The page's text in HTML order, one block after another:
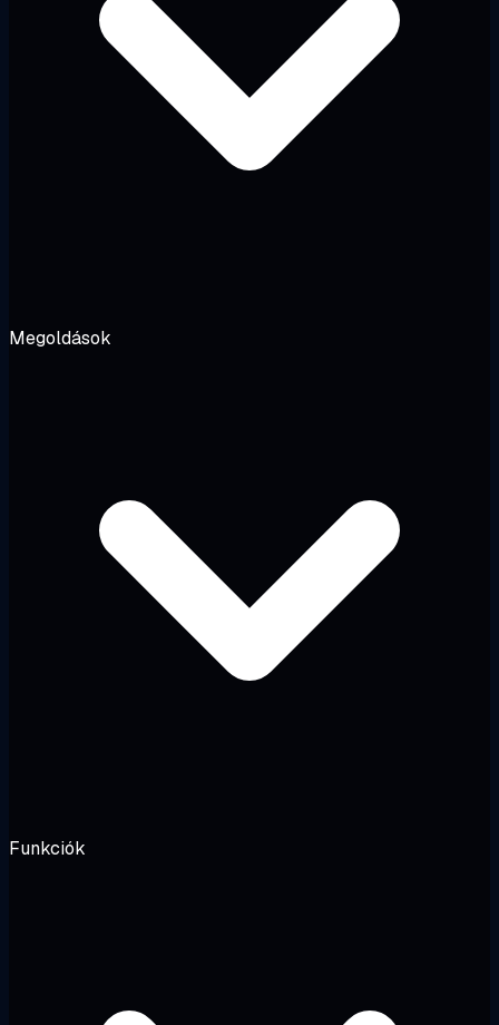
Megoldások
Funkciók